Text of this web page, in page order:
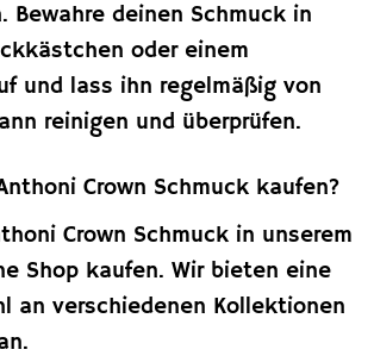
Bewahre deinen Schmuck in
oder einem
und lass ihn regelmäßig von
reinigen und überprüfen.
Crown Schmuck kaufen?
Crown Schmuck in unserem
Shop kaufen. Wir bieten eine
an verschiedenen Kollektionen